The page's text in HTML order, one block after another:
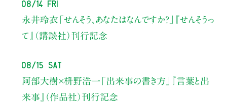
08/14 Fri
永井玲衣 「せんそう、あなたはなんですか？」
『せんそうっ
て』（講談社）刊行記念
08/15 Sat
阿部大樹×枡野浩一 「出来事の書き方」
『言葉と出
来事』（作品社）刊行記念